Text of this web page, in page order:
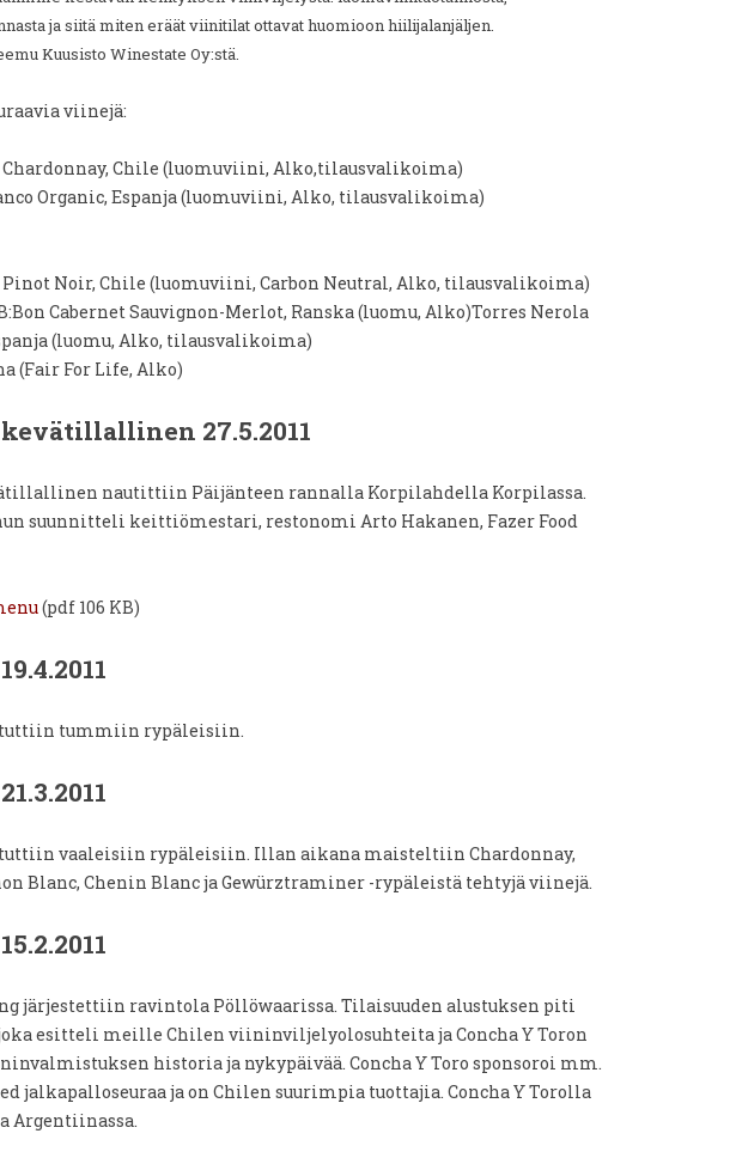
ja siitä miten eräät viinitilat ottavat huomioon hiilijalanjäljen.
Kuusisto Winestate Oy:stä.
viinejä:
Chardonnay, Chile (luomuviini, Alko,tilausvalikoima)
Organic, Espanja (luomuviini, Alko, tilausvalikoima)
Pinot Noir, Chile (luomuviini, Carbon Neutral, Alko, tilausvalikoima)
Cabernet Sauvignon-Merlot, Ranska (luomu, Alko)Torres Nerola
(luomu, Alko, tilausvalikoima)
(Fair For Life, Alko)
27.5.2011
nautittiin Päijänteen rannalla Korpilahdella Korpilassa.
suunnitteli keittiömestari, restonomi Arto Hakanen, Fazer Food
(pdf 106 KB)
tummiin rypäleisiin.
vaaleisiin rypäleisiin. Illan aikana maisteltiin Chardonnay,
Blanc, Chenin Blanc ja Gewürztraminer -rypäleistä tehtyjä viinejä.
järjestettiin ravintola Pöllöwaarissa. Tilaisuuden alustuksen piti
esitteli meille Chilen viininviljelyolosuhteita ja Concha Y Toron
historia ja nykypäivää. Concha Y Toro sponsoroi mm.
jalkapalloseuraa ja on Chilen suurimpia tuottajia. Concha Y Torolla
Argentiinassa.